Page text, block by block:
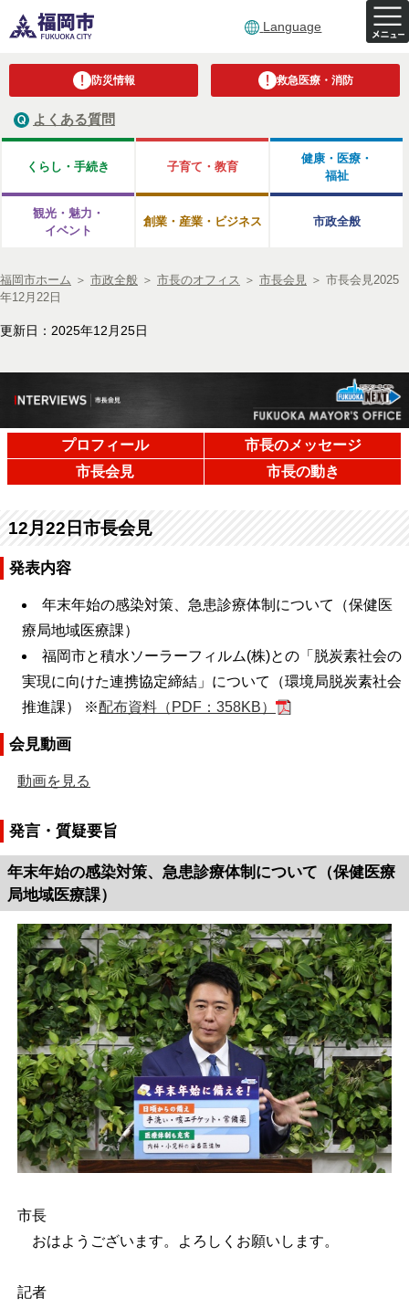
Language
防災情報 救急医療・消防
よくある質問
くらし・手続き 子育て・教育
健康・医療・
福祉
観光・魅力・
イベント
創業・産業・ビジネス 市政全般
福岡市ホーム ＞ 市政全般 ＞ 市長のオフィス ＞ 市長会見 ＞ 市長会見2025
年12月22日
更新日：2025年12月25日
プロフィール
市長のメッセージ
市長会見
市長の動き
12月22日市長会見
発表内容
年末年始の感染対策、急患診療体制について（保健医
療局地域医療課）
福岡市と積水ソーラーフィルム(株)との「脱炭素社会の
実現に向けた連携協定締結」について（環境局脱炭素社会
推進課） ※配布資料（PDF：358KB）
会見動画
動画を見る
発言・質疑要旨
年末年始の感染対策、急患診療体制について（保健医療
局地域医療課）
市長
おはようございます。よろしくお願いします。
記者